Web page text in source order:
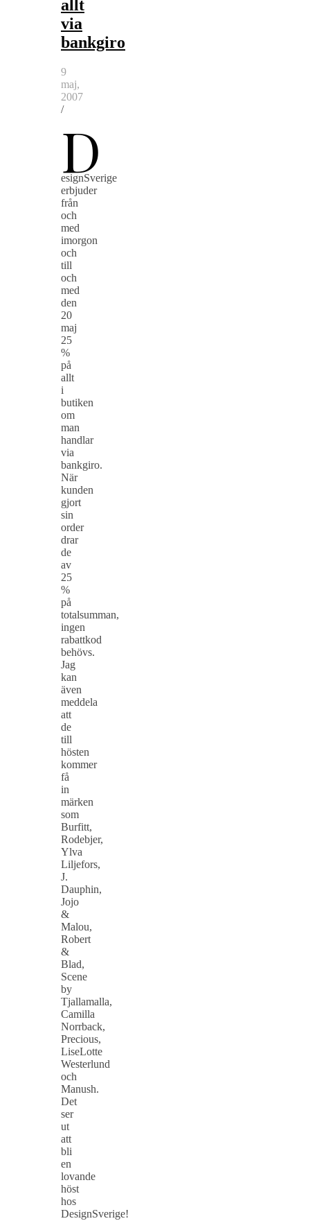
allt
via
bankgiro
9
maj,
2007
/
D
esignSverige
erbjuder
från
och
med
imorgon
och
till
och
med
den
20
maj
25
%
på
allt
i
butiken
om
man
handlar
via
bankgiro.
När
kunden
gjort
sin
order
drar
de
av
25
%
på
totalsumman,
ingen
rabattkod
behövs.
Jag
kan
även
meddela
att
de
till
hösten
kommer
få
in
märken
som
Burfitt,
Rodebjer,
Ylva
Liljefors,
J.
Dauphin,
Jojo
&
Malou,
Robert
&
Blad,
Scene
by
Tjallamalla,
Camilla
Norrback,
Precious,
LiseLotte
Westerlund
och
Manush.
Det
ser
ut
att
bli
en
lovande
höst
hos
DesignSverige!